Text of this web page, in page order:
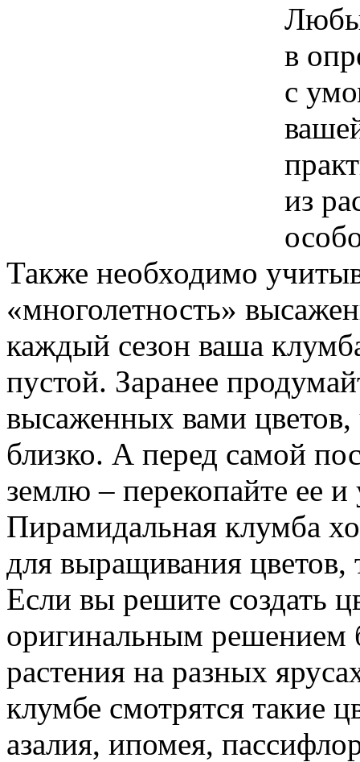
в
с
из
Также необходимо
«многолетность»
каждый сезон ваша
пустой. Заранее
высаженных вами
близко. А перед самой
землю – перекопайте ее и
Пирамидальная клумба
для выращивания
Если вы решите создать
оригинальным решением
растения на разных
клумбе смотрятся такие
азалия, ипомея,